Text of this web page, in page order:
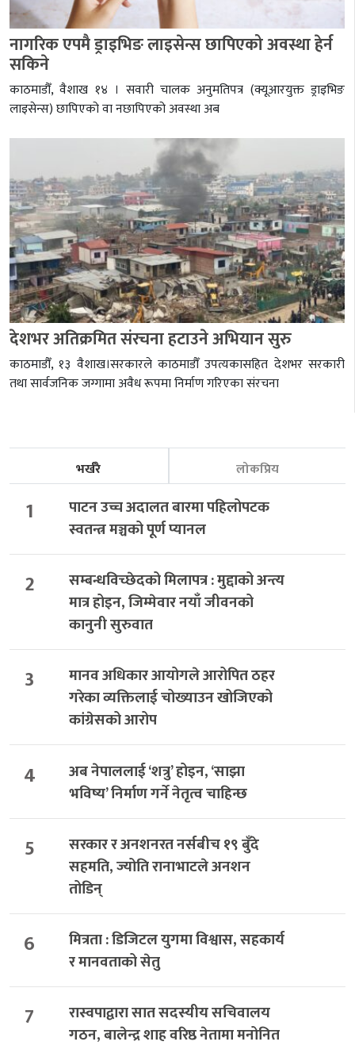
नागरिक एपमै ड्राइभिङ लाइसेन्स छापिएको अवस्था हेर्न
सकिने
काठमाडौँ, वैशाख १४ । सवारी चालक अनुमतिपत्र (क्यूआरयुक्त ड्राइभिङ
लाइसेन्स) छापिएको वा नछापिएको अवस्था अब
देशभर अतिक्रमित संरचना हटाउने अभियान सुरु
काठमाडौँ, १३ वैशाख।सरकारले काठमाडौँ उपत्यकासहित देशभर सरकारी
तथा सार्वजनिक जग्गामा अवैध रूपमा निर्माण गरिएका संरचना
भर्खरै लोकप्रिय
1
पाटन उच्च अदालत बारमा पहिलोपटक
स्वतन्त्र मञ्चको पूर्ण प्यानल
2
सम्बन्धविच्छेदको मिलापत्र : मुद्दाको अन्त्य
मात्र होइन, जिम्मेवार नयाँ जीवनको
कानुनी सुरुवात
3
मानव अधिकार आयोगले आरोपित ठहर
गरेका व्यक्तिलाई चोख्याउन खोजिएको
कांग्रेसको आरोप
4
अब नेपाललाई ‘शत्रु’ होइन, ‘साझा
भविष्य’ निर्माण गर्ने नेतृत्व चाहिन्छ
5
सरकार र अनशनरत नर्सबीच १९ बुँदे
सहमति, ज्योति रानाभाटले अनशन
तोडिन्
6
मित्रता : डिजिटल युगमा विश्वास, सहकार्य
र मानवताको सेतु
7
रास्वपाद्वारा सात सदस्यीय सचिवालय
गठन, बालेन्द्र शाह वरिष्ठ नेतामा मनोनित